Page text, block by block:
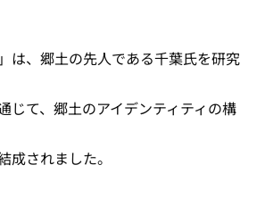
は、郷土の先人である千葉氏を研究
じて、郷土のアイデンティティの構
成されました。